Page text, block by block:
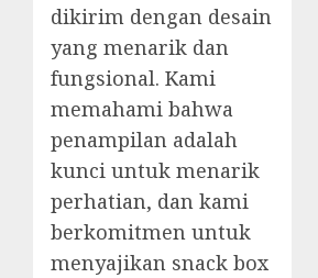
dikirim dengan desain
yang menarik dan
fungsional. Kami
memahami bahwa
penampilan adalah
kunci untuk menarik
perhatian, dan kami
berkomitmen untuk
menyajikan snack box